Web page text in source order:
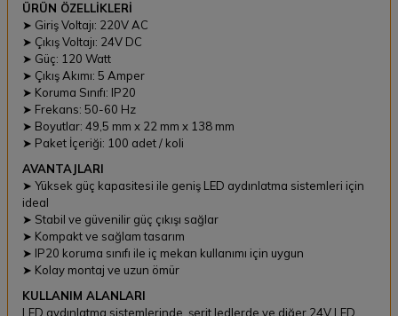
ÜRÜN ÖZELLİKLERİ
➤ Giriş Voltajı: 220V AC
➤ Çıkış Voltajı: 24V DC
➤ Güç: 120 Watt
➤ Çıkış Akımı: 5 Amper
➤ Koruma Sınıfı: IP20
➤ Frekans: 50-60 Hz
➤ Boyutlar: 49,5 mm x 22 mm x 138 mm
➤ Paket İçeriği: 100 adet / koli
AVANTAJLARI
➤ Yüksek güç kapasitesi ile geniş LED aydınlatma sistemleri için
ideal
➤ Stabil ve güvenilir güç çıkışı sağlar
➤ Kompakt ve sağlam tasarım
➤ IP20 koruma sınıfı ile iç mekan kullanımı için uygun
➤ Kolay montaj ve uzun ömür
KULLANIM ALANLARI
LED aydınlatma sistemlerinde, şerit ledlerde ve diğer 24V LED